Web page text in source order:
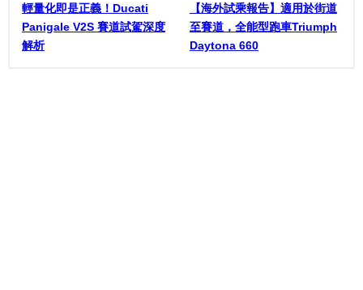
輕量化即是正義！Ducati
Panigale V2S 賽道試駕深度
解析
【海外試乘報告】適用於街道
至賽道，全能型跑車Triumph
Daytona 660